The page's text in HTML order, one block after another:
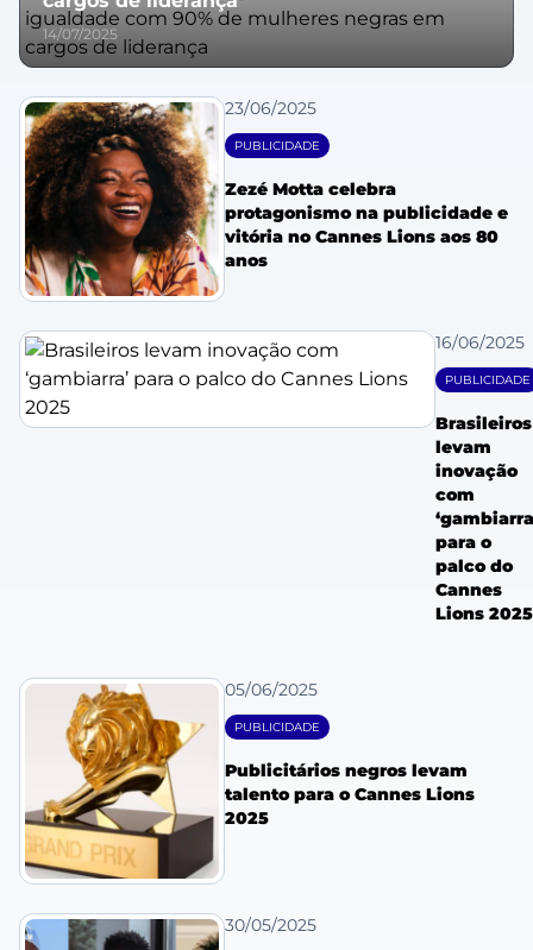
14/07/2025
23/06/2025
PUBLICIDADE
Zezé Motta celebra
protagonismo na publicidade e
vitória no Cannes Lions aos 80
anos
16/06/2025
PUBLICIDADE
Brasileiros
levam
inovação
com
para o
palco do
Cannes
Lions 2025
05/06/2025
PUBLICIDADE
Publicitários negros levam
talento para o Cannes Lions
2025
30/05/2025